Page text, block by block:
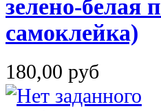
зелено-белая
самоклейка)
180,00 руб